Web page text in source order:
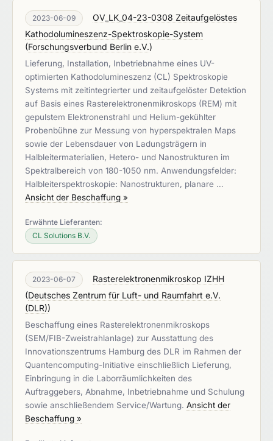
2023-06-09
OV_LK_04-23-0308 Zeitaufgelöstes
Kathodolumineszenz-Spektroskopie-System
(Forschungsverbund Berlin e.V.)
Lieferung, Installation, Inbetriebnahme eines UV-
optimierten Kathodolumineszenz (CL) Spektroskopie
Systems mit zeitintegrierter und zeitaufgelöster Detektion
auf Basis eines Rasterelektronenmikroskops (REM) mit
gepulstem Elektronenstrahl und Helium-gekühlter
Probenbühne zur Messung von hyperspektralen Maps
sowie der Lebensdauer von Ladungsträgern in
Halbleitermaterialien, Hetero- und Nanostrukturen im
Spektralbereich von 180-1050 nm. Anwendungsfelder:
Halbleiterspektroskopie: Nanostrukturen, planare …
Ansicht der Beschaffung »
Erwähnte Lieferanten:
CL Solutions B.V.
2023-06-07
Rasterelektronenmikroskop IZHH
(Deutsches Zentrum für Luft- und Raumfahrt e.V.
(DLR))
Beschaffung eines Rasterelektronenmikroskops
(SEM/FIB-Zweistrahlanlage) zur Ausstattung des
Innovationszentrums Hamburg des DLR im Rahmen der
Quantencomputing-Initiative einschließlich Lieferung,
Einbringung in die Laborräumlichkeiten des
Auftraggebers, Abnahme, Inbetriebnahme und Schulung
sowie anschließendem Service/Wartung. Ansicht der
Beschaffung »